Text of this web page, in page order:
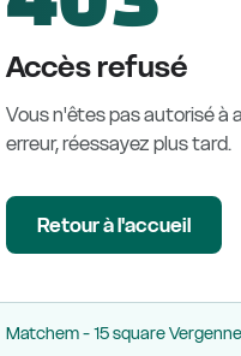
Accès refusé
Vous n'êtes pas autorisé à
erreur, réessayez plus tard.
Retour à l'accueil
Matchem - 15 square